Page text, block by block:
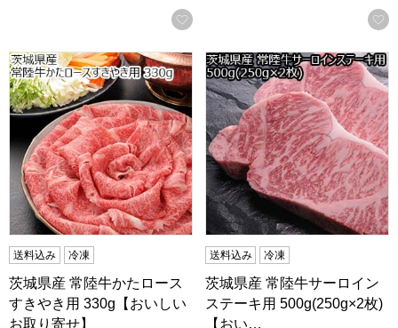
お気に入りに登録する
茨城県産 常陸牛かたロースすきやき用 330g【おいしいお取
送料込み 冷凍
茨城県産 常陸牛かたロース
すきやき用 330g【おいしい
お取り寄せ】
茨城県産 常陸牛サーロイン
送料込み 冷凍
茨城県産 常陸牛サーロイン
ステーキ用 500g(250g×2枚)
【おい…